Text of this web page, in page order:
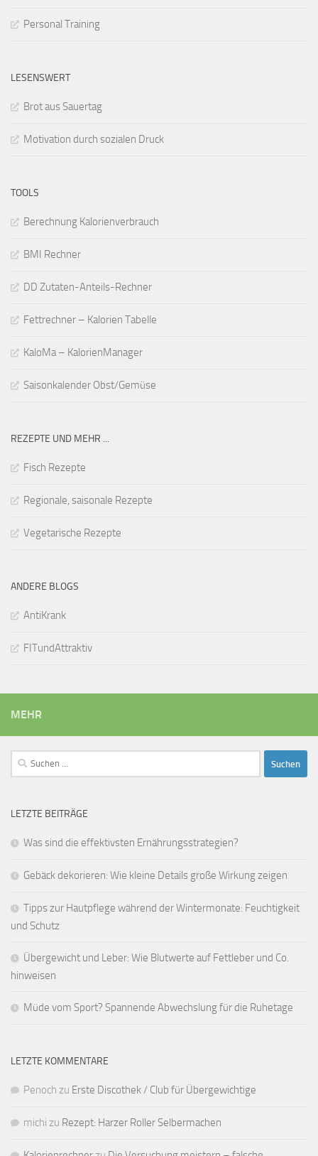
Personal Training
LESENSWERT
Brot aus Sauertag
Motivation durch sozialen Druck
TOOLS
Berechnung Kalorienverbrauch
BMI Rechner
DD Zutaten-Anteils-Rechner
Fettrechner – Kalorien Tabelle
KaloMa – KalorienManager
Saisonkalender Obst/Gemüse
REZEPTE UND MEHR ...
Fisch Rezepte
Regionale, saisonale Rezepte
Vegetarische Rezepte
ANDERE BLOGS
AntiKrank
FITundAttraktiv
MEHR
Suchen
nach:
LETZTE BEITRÄGE
Was sind die effektivsten Ernährungsstrategien?
Gebäck dekorieren: Wie kleine Details große Wirkung zeigen
Tipps zur Hautpflege während der Wintermonate: Feuchtigkeit
und Schutz
Übergewicht und Leber: Wie Blutwerte auf Fettleber und Co.
hinweisen
Müde vom Sport? Spannende Abwechslung für die Ruhetage
LETZTE KOMMENTARE
Penoch zu Erste Discothek / Club für Übergewichtige
michi zu Rezept: Harzer Roller Selbermachen